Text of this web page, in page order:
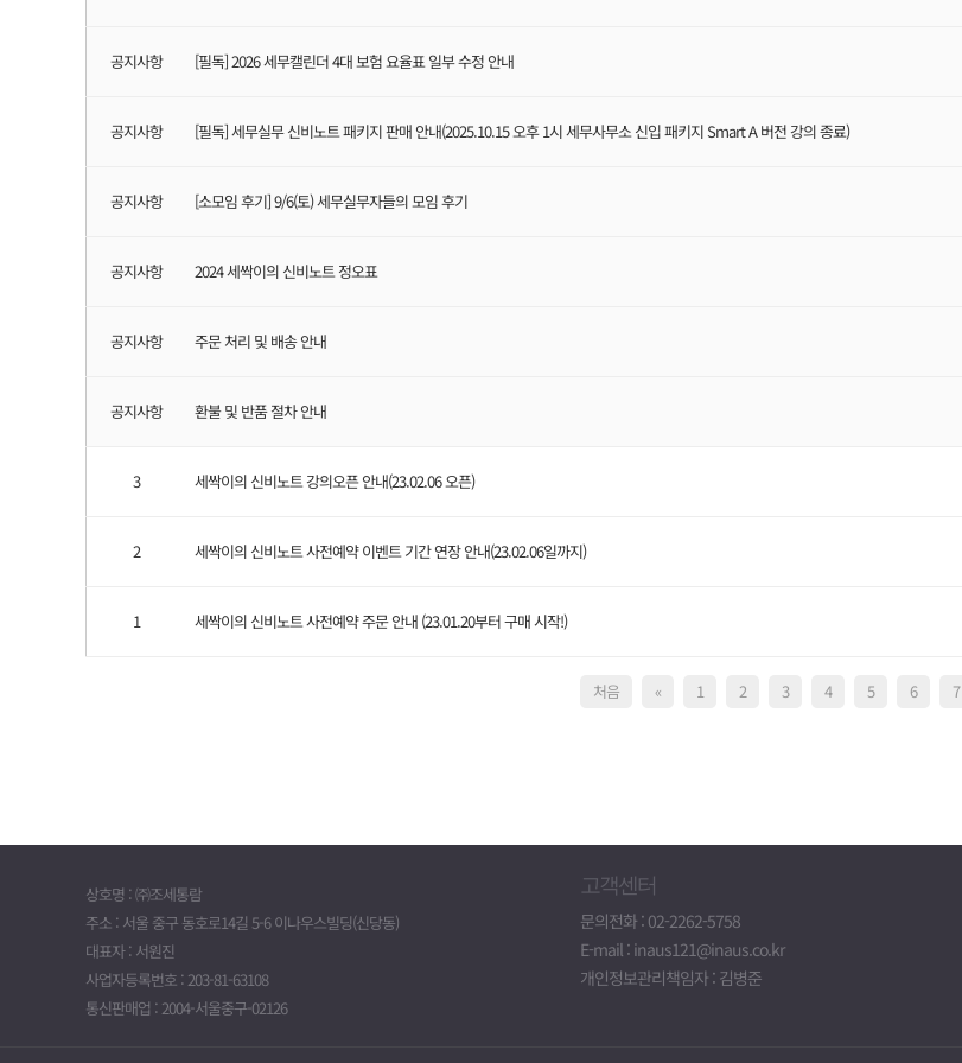
공지사항 [필독] 2026 세무캘린더 4대 보험 요율표 일부 수정 안내
공지사항 [필독] 세무실무 신비노트 패키지 판매 안내(2025.10.15 오후 1시 세무사무소 신입 패키지 Smart A 버전 강의 종료)
공지사항 [소모임 후기] 9/6(토) 세무실무자들의 모임 후기
공지사항 2024 세싹이의 신비노트 정오표
공지사항 주문 처리 및 배송 안내
공지사항 환불 및 반품 절차 안내
3 세싹이의 신비노트 강의오픈 안내(23.02.06 오픈)
2 세싹이의 신비노트 사전예약 이벤트 기간 연장 안내(23.02.06일까지)
1 세싹이의 신비노트 사전예약 주문 안내 (23.01.20부터 구매 시작!)
처음 « 1 2 3 4 5 6 7
상호명 : ㈜조세통람
주소 : 서울 중구 동호로14길 5-6 이나우스빌딩(신당동)
대표자 : 서원진
사업자등록번호 : 203-81-63108
통신판매업 : 2004-서울중구-02126
고객센터
문의전화 : 02-2262-5758
E-mail : inaus121@inaus.co.kr
개인정보관리책임자 : 김병준